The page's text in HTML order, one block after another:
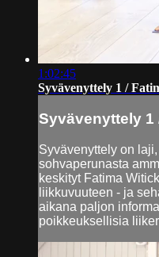
1:02:45
Syvävenyttely 1 /
Syvävenyttely 1
Syvävenyttely on
sohvaperunasta
keskityt Fatima
liikkuvuuteen - ja
aikana paljon
poikkeuksellisia